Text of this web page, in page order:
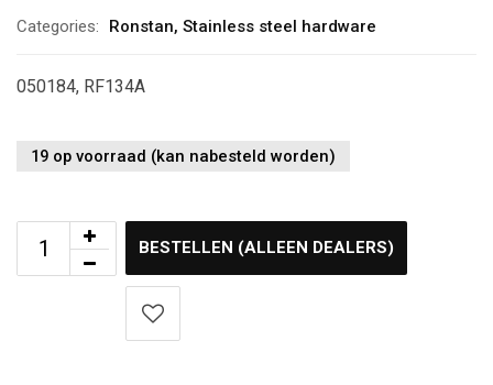
Categories:
Ronstan, Stainless steel hardware
050184, RF134A
19 op voorraad (kan nabesteld worden)
BESTELLEN (ALLEEN DEALERS)